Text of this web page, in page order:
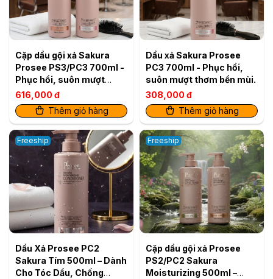
Cặp dầu gội xả Sakura
Prosee PS3/PC3 700ml -
Phục hồi, suôn mượt
thơm bền mùi.
616,000 đ
Thêm giỏ hàng
Dầu xả Sakura Prosee
PC3 700ml - Phục hồi,
suôn mượt thơm bền mùi.
308,000 đ
Thêm giỏ hàng
Freeship
Dầu Xả Prosee PC2
Sakura Tím 500ml – Dành
Cho Tóc Dầu, Chống
Freeship
Cặp dầu gội xả Prosee
PS2/PC2 Sakura
Moisturizing 500ml –